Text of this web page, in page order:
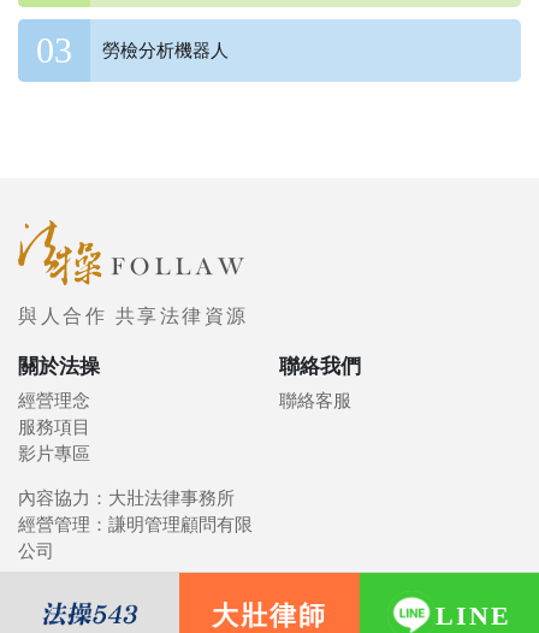
勞檢分析機器人
與人合作 共享法律資源
關於法操
經營理念
服務項目
影片專區
聯絡我們
聯絡客服
內容協力：大壯法律事務所
經營管理：謙明管理顧問有限
公司
大壯律師 LINE